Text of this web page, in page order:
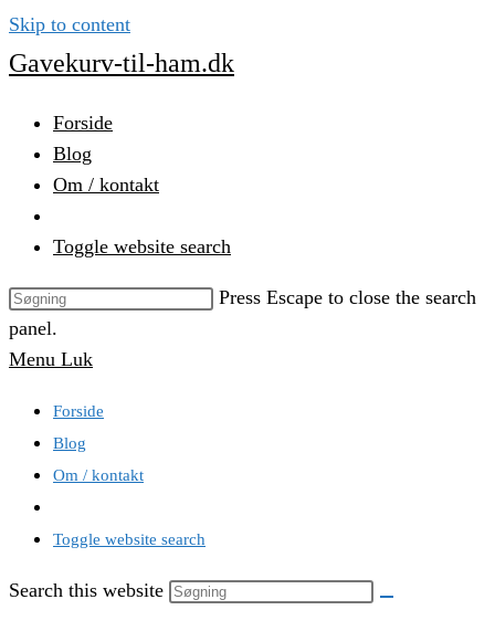
Skip to content
Gavekurv-til-ham.dk
Forside
Blog
Om / kontakt
Toggle website search
Press Escape to close the search
panel.
Menu Luk
Forside
Blog
Om / kontakt
Toggle website search
Search this website